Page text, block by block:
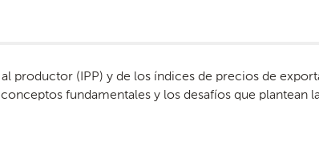
productor (IPP) y de los índices de precios de
fundamentales y los desafíos que plantean